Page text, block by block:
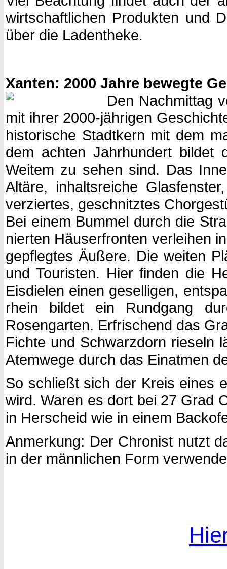
wirtschaftlichen Produkten und
über die Ladentheke.
Xanten: 2000 Jahre bewegte
Den Nachmittag
mit ihrer 2000-jährigen
historische Stadtkern mit dem
dem achten Jahrhundert bildet
Weitem zu sehen sind. Das
Altäre, inhaltsreiche
verziertes, geschnitztes
Bei einem Bummel durch die
nierten Häuserfronten verleihen
gepflegtes Äußere. Die weiten
und Touristen. Hier finden die
Eisdielen einen geselligen,
rhein bildet ein Rundgang
Rosengarten. Erfrischend das
Fichte und Schwarzdorn rieseln
Atemwege durch das Einatmen
So schließt sich der Kreis eines
wird. Waren es dort bei 27 Grad
in Herscheid wie in einem
Anmerkung: Der Chronist nutzt
in der männlichen Form